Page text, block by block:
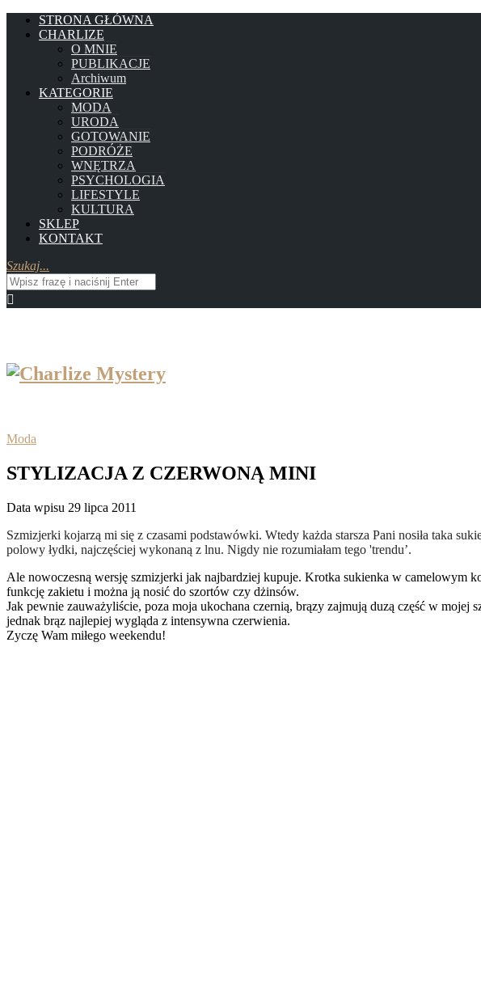
STRONA GŁÓWNA
CHARLIZE
O MNIE
PUBLIKACJE
Archiwum
KATEGORIE
MODA
URODA
GOTOWANIE
PODRÓŻE
WNĘTRZA
PSYCHOLOGIA
LIFESTYLE
KULTURA
SKLEP
KONTAKT
Szukaj...
Moda
STYLIZACJA Z CZERWONĄ MINI
Data wpisu 29 lipca 2011
Szmizjerki kojarzą mi się z czasami podstawówki. Wtedy każda starsza Pani nosiła taka
polowy łydki, najczęściej wykonaną z lnu. Nigdy nie rozumiałam tego 'trendu’.
Ale nowoczesną wersję szmizjerki jak najbardziej kupuje. Krotka sukienka w camelowym
funkcję zakietu i można ją nosić do szortów czy dżinsów.
Jak pewnie zauważyliście, poza moja ukochana czernią, brązy zajmują duzą część w mojej
jednak brąz najlepiej wygląda z intensywna czerwienia.
Zyczę Wam miłego weekendu!